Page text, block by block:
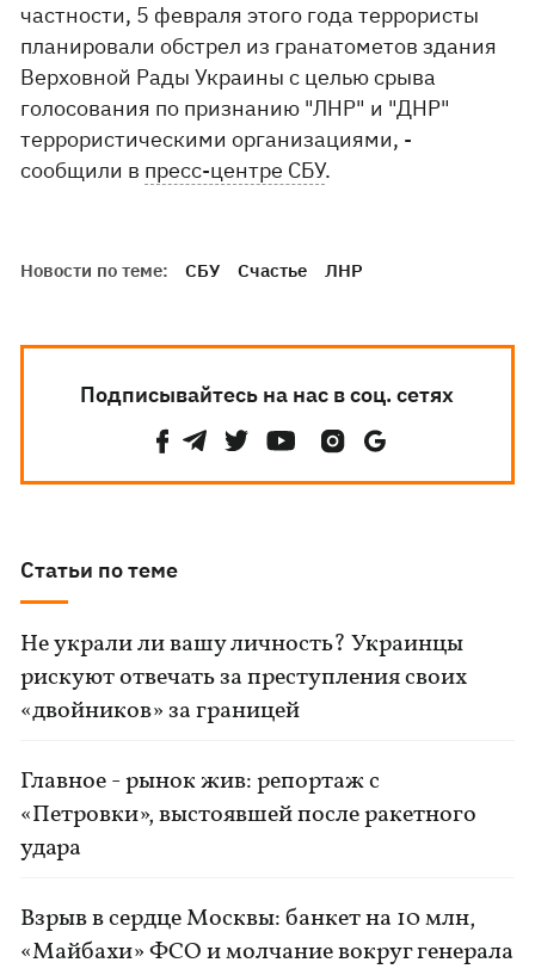
частности, 5 февраля этого года террористы
планировали обстрел из гранатометов здания
Верховной Рады Украины с целью срыва
голосования по признанию "ЛНР" и "ДНР"
террористическими организациями, -
сообщили в пресс-центре СБУ.
Новости по теме: СБУ Счастье ЛНР
Подписывайтесь на нас в соц. сетях
Статьи по теме
Не украли ли вашу личность? Украинцы
рискуют отвечать за преступления своих
«двойников» за границей
Главное - рынок жив: репортаж с
«Петровки», выстоявшей после ракетного
удара
Взрыв в сердце Москвы: банкет на 10 млн,
«Майбахи» ФСО и молчание вокруг генерала